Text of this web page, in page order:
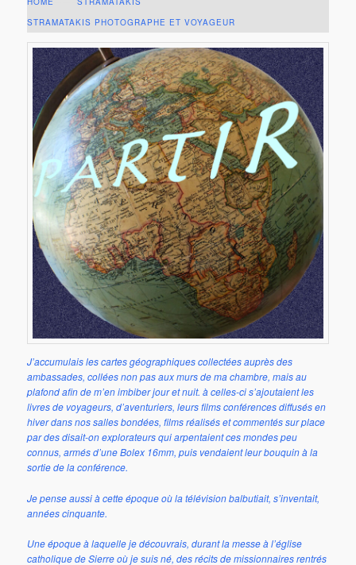
STRAMATAKIS PHOTOGRAPHE ET VOYAGEUR
J’accumulais les cartes géographiques collectées auprès des
ambassades, collées non pas aux murs de ma chambre, mais au
plafond afin de m’en imbiber jour et nuit. à celles-ci s’ajoutaient les
livres de voyageurs, d’aventuriers, leurs films conférences diffusés en
hiver dans nos salles bondées, films réalisés et commentés sur place
par des disait-on explorateurs qui arpentaient ces mondes peu
connus, armés d’une Bolex 16mm, puis vendaient leur bouquin à la
sortie de la conférence.
Je pense aussi à cette époque où la télévision balbutiait, s’inventait,
années cinquante.
Une époque à laquelle je découvrais, durant la messe à l’église
catholique de Sierre où je suis né, des récits de missionnaires rentrés